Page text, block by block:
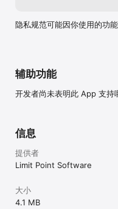
隐私规范可能因你使用的功
辅助功能
开发者尚未表明此 App 支持
信息
提供者
Limit Point Software
大小
4.1 MB